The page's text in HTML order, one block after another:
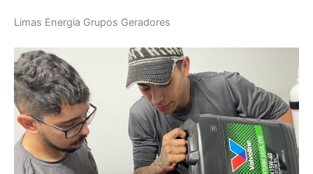
Limas Energia Grupos Geradores